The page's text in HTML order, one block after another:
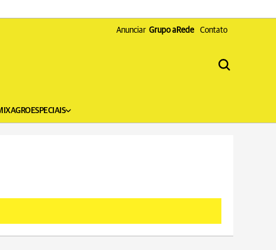
Anunciar Grupo aRede Contato
AGROESPECIAIS